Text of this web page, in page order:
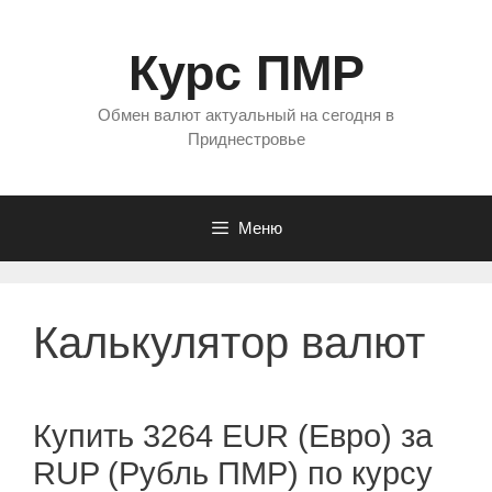
Курс ПМР
Обмен валют актуальный на сегодня в
Приднестровье
Меню
Калькулятор валют
Купить 3264 EUR (Евро) за
RUP (Рубль ПМР) по курсу